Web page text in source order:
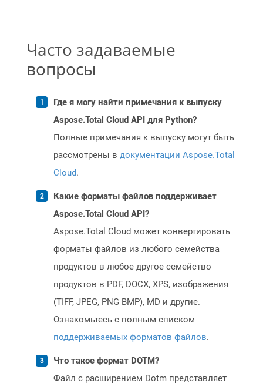
Часто задаваемые
вопросы
Где я могу найти примечания к выпуску
Aspose.Total Cloud API для Python?
Полные примечания к выпуску могут быть
рассмотрены в документации Aspose.Total
Cloud.
Какие форматы файлов поддерживает
Aspose.Total Cloud API?
Aspose.Total Cloud может конвертировать
форматы файлов из любого семейства
продуктов в любое другое семейство
продуктов в PDF, DOCX, XPS, изображения
(TIFF, JPEG, PNG BMP), MD и другие.
Ознакомьтесь с полным списком
поддерживаемых форматов файлов.
Что такое формат DOTM?
Файл с расширением Dotm представляет